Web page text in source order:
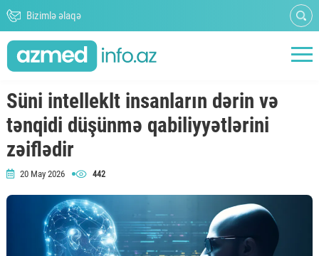
Bizimlə əlaqə
Süni intelleklt insanların dərin və
tənqidi düşünmə qabiliyyətlərini
zəiflədir
20 May 2026 442